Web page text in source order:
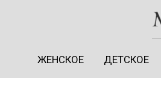
ЖЕНСКОЕ ДЕТСКОЕ